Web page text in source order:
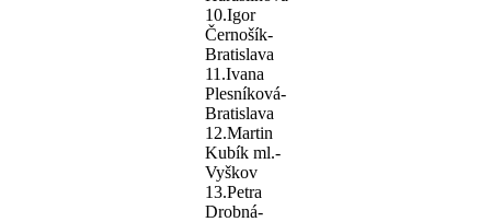
10.Igor
Černošík-
Bratislava
11.Ivana
Plesníková-
Bratislava
12.Martin
Kubík ml.-
Vyškov
13.Petra
Drobná-